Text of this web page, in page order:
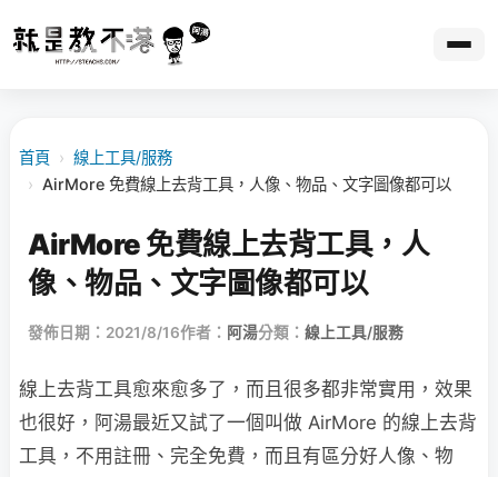
首頁 › 線上工具/服務
› AirMore 免費線上去背工具，人像、物品、文字圖像都可以
AirMore 免費線上去背工具，人
像、物品、文字圖像都可以
發佈日期：2021/8/16作者： 阿湯分類： 線上工具/服務
線上去背工具愈來愈多了，而且很多都非常實用，效果
也很好，阿湯最近又試了一個叫做 AirMore 的線上去背
工具，不用註冊、完全免費，而且有區分好人像、物